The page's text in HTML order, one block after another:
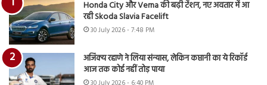
Honda City और Verna की बढ़ी टेंशन, नए अवतार में आ
रही Skoda Slavia Facelift
30 July 2026 - 7:48 PM
अजिंक्य रहाणे ने लिया संन्यास, लेकिन कप्तानी का ये रिकॉर्ड
आज तक कोई नहीं तोड़ पाया